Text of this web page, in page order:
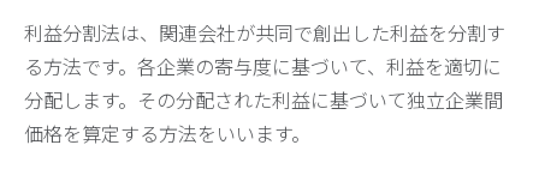
利益分割法は、関連会社が共同で創出した利益を分割す
る方法です。各企業の寄与度に基づいて、利益を適切に
分配します。その分配された利益に基づいて独立企業間
価格を算定する方法をいいます。